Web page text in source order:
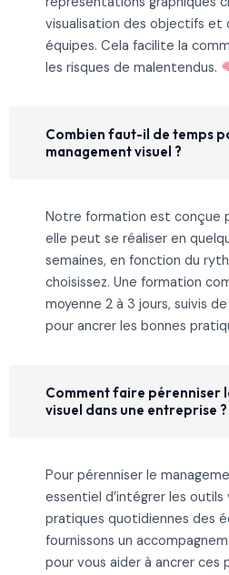
visualisation des objectifs et
équipes. Cela facilite la
les risques de malentendus.
Combien faut-il de temps
management visuel ?
Notre formation est conçue
elle peut se réaliser en
semaines, en fonction du
choisissez. Une formation
moyenne 2 à 3 jours, suivis
pour ancrer les bonnes
Comment faire pérenniser
visuel dans une entreprise ?
Pour pérenniser le
essentiel d’intégrer les outils
pratiques quotidiennes des
fournissons un
pour vous aider à ancrer ces